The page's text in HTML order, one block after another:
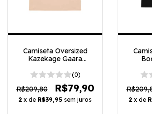
Camiseta Oversized
Kazekage Gaara
(0)
R$209,80 R$79,90
2 x de R$39,95 sem juros 2 x de